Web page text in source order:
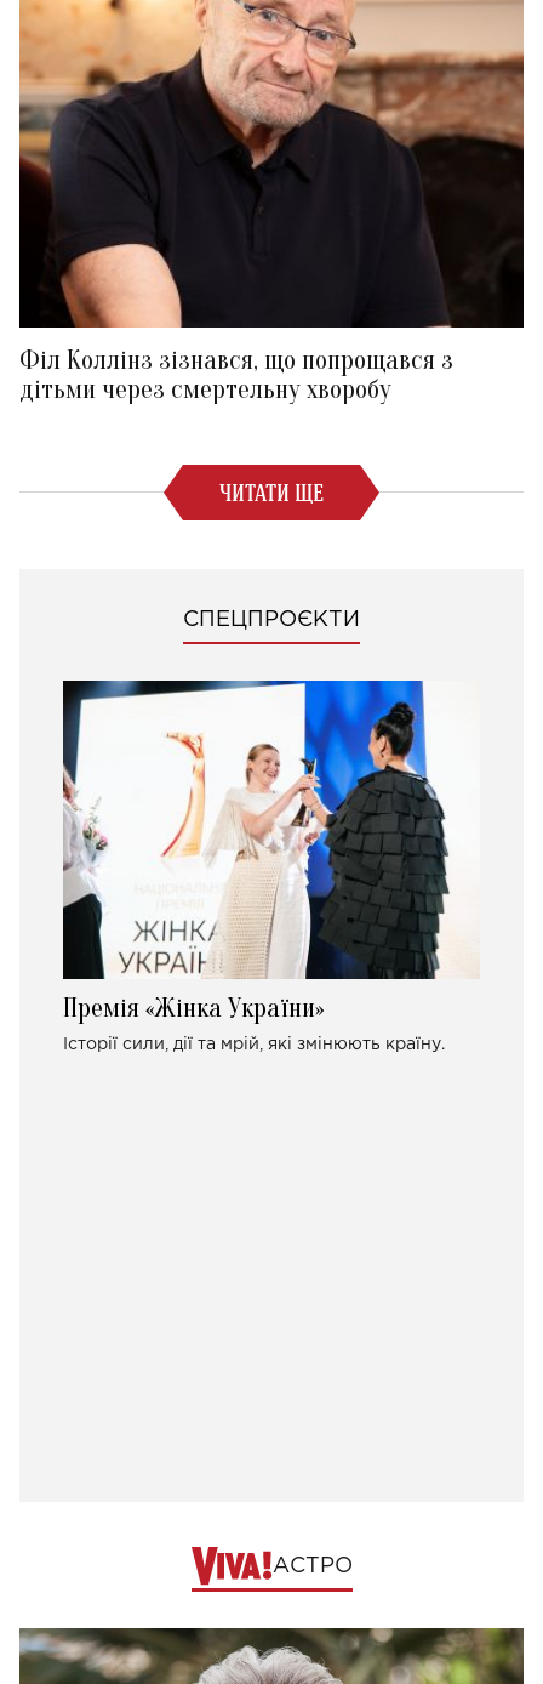
Філ Коллінз зізнався, що попрощався з
дітьми через смертельну хворобу
ЧИТАТИ ЩЕ
СПЕЦПРОЄКТИ
Премія «Жінка України»
Історії сили, дії та мрій, які змінюють країну.
АСТРО